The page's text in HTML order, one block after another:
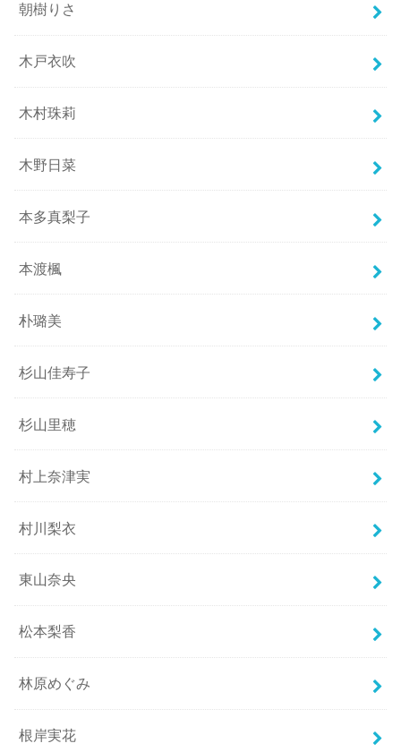
朝樹りさ
木戸衣吹
木村珠莉
木野日菜
本多真梨子
本渡楓
朴璐美
杉山佳寿子
杉山里穂
村上奈津実
村川梨衣
東山奈央
松本梨香
林原めぐみ
根岸実花